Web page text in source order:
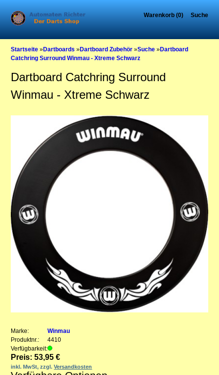
Warenkorb (0) Suche
Startseite »Dartboards »Dartboard Zubehör »Suche »Dartboard
Catchring Surround Winmau - Xtreme Schwarz
Dartboard Catchring Surround
Winmau - Xtreme Schwarz
Marke:
Winmau
Produktnr.:
4410
Verfügbarkeit:
Preis: 53,95 €
inkl. MwSt, zzgl.Versandkosten